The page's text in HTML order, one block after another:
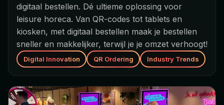
digitaal bestellen. Dé ultieme oplossing voor
leisure horeca. Van QR-codes tot tablets en
kiosken, met digitaal bestellen maak je bestellen
sneller en makkelijker, terwijl je je omzet verhoogt!
Digital Innovation QR Ordering Industry Trends